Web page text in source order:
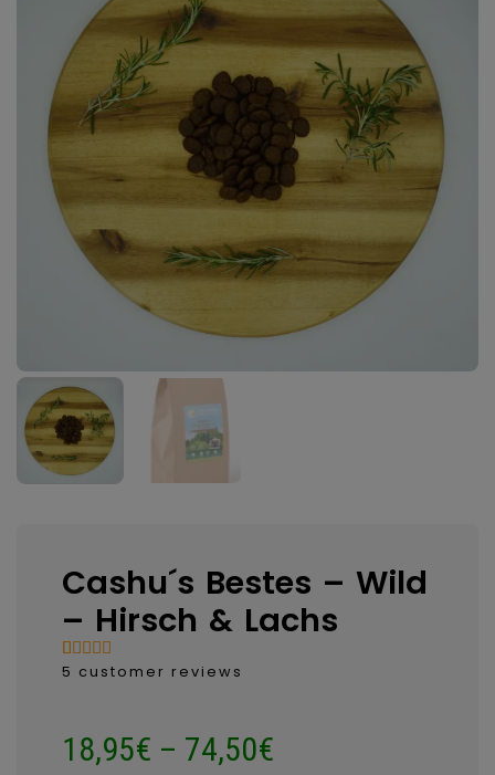
Cashu´s Bestes – Wild
– Hirsch & Lachs
Bewertet
auf
5
Kundenbewertungen
5 customer reviews
18,95€ – 74,50€